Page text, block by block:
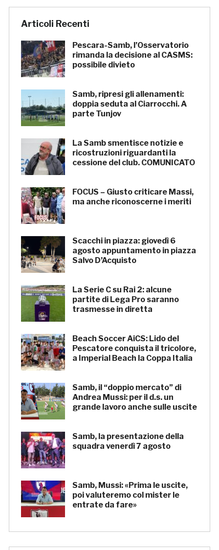
Articoli Recenti
Pescara-Samb, l’Osservatorio
rimanda la decisione al CASMS:
possibile divieto
Samb, ripresi gli allenamenti:
doppia seduta al Ciarrocchi. A
parte Tunjov
La Samb smentisce notizie e
ricostruzioni riguardanti la
cessione del club. COMUNICATO
FOCUS – Giusto criticare Massi,
ma anche riconoscerne i meriti
Scacchi in piazza: giovedì 6
agosto appuntamento in piazza
Salvo D’Acquisto
La Serie C su Rai 2: alcune
partite di Lega Pro saranno
trasmesse in diretta
Beach Soccer AiCS: Lido del
Pescatore conquista il tricolore,
a Imperial Beach la Coppa Italia
Samb, il “doppio mercato” di
Andrea Mussi: per il d.s. un
grande lavoro anche sulle uscite
Samb, la presentazione della
squadra venerdì 7 agosto
Samb, Mussi: «Prima le uscite,
poi valuteremo col mister le
entrate da fare»